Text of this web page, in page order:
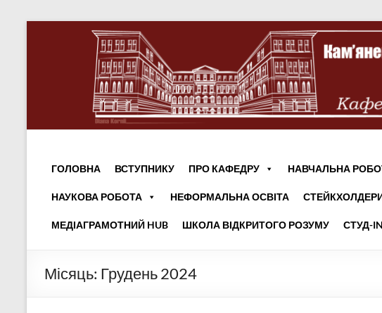
ГОЛОВНА ВСТУПНИКУ ПРО КАФЕДРУ НАВЧАЛЬНА
НАУКОВА РОБОТА НЕФОРМАЛЬНА ОСВІТА
МЕДІАГРАМОТНИЙ HUB ШКОЛА ВІДКРИТОГО РОЗУМУ СТУД-
Місяць: Грудень 2024